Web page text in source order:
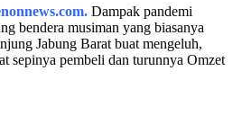
Dampak pandemi
bendera musiman yang biasanya
Jabung Barat buat mengeluh,
sepinya pembeli dan turunnya Omzet